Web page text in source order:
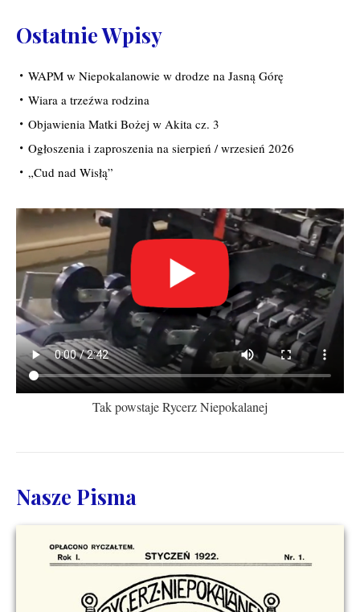
Ostatnie Wpisy
WAPM w Niepokalanowie w drodze na Jasną Górę
Wiara a trzeźwa rodzina
Objawienia Matki Bożej w Akita cz. 3
Ogłoszenia i zaproszenia na sierpień / wrzesień 2026
„Cud nad Wisłą”
Tak powstaje Rycerz Niepokalanej
Nasze Pisma